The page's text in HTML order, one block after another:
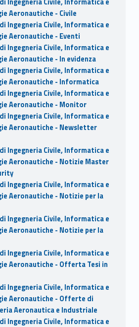
Aeronautiche - Civile
Ingegneria Civile, Informatica e
Aeronautiche - Eventi
Ingegneria Civile, Informatica e
Aeronautiche - In evidenza
Ingegneria Civile, Informatica e
Aeronautiche - Informatica
Ingegneria Civile, Informatica e
Aeronautiche - Monitor
Ingegneria Civile, Informatica e
Aeronautiche - Newsletter
Ingegneria Civile, Informatica e
Aeronautiche - Notizie Master
Ingegneria Civile, Informatica e
Aeronautiche - Notizie per la
Ingegneria Civile, Informatica e
Aeronautiche - Notizie per la
Ingegneria Civile, Informatica e
Aeronautiche - Offerta Tesi in
Ingegneria Civile, Informatica e
Aeronautiche - Offerte di
Aeronautica e Industriale
Ingegneria Civile, Informatica e